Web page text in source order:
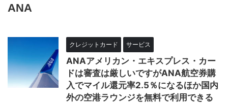
ANA
クレジットカード サービス
ANAアメリカン・エキスプレス・カー
ドは審査は厳しいですがANA航空券購
入でマイル還元率2.5％になるほか国内
外の空港ラウンジを無料で利用できる